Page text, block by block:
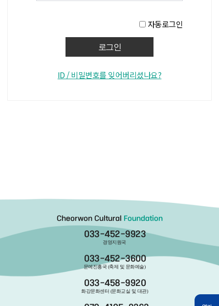
자동로그인
ID / 비밀번호를 잊어버리셨나요?
Cheorwon Cultural Foundation
033-452-9923
경영지원국
033-452-3600
문예진흥국 (축제 및 문화예술)
033-458-9920
화강문화센터 (문화교실 및 대관)